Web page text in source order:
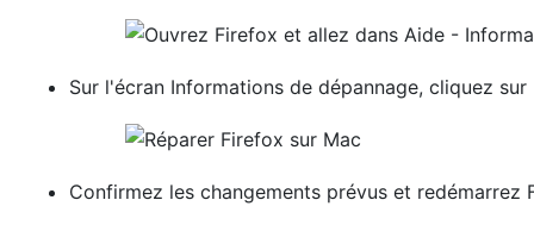
Sur l'écran Informations de dépannage, cliquez
Confirmez les changements prévus et redémarrez